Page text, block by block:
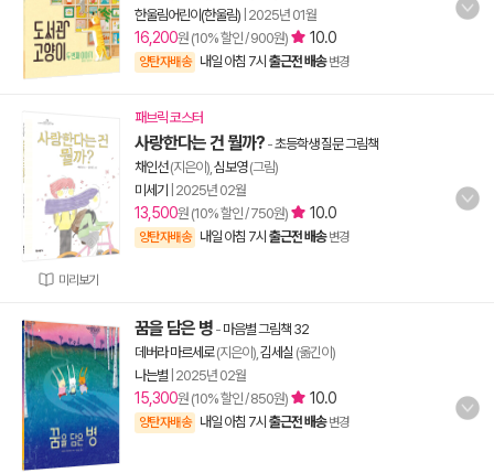
한울림어린이(한울림) 2025년 01월
16,200원 (10% 할인 / 900원) 10.0
양탄자배송 내일 아침 7시 출근전 배송 변경
미리보기
패브릭 코스터
사랑한다는 건 뭘까? -초등학생 질문 그림책
채인선(지은이), 심보영(그림)
미세기
2025년 02월
13,500원 (10% 할인 / 750원) 10.0
양탄자배송 내일 아침 7시 출근전 배송 변경
꿈을 담은 병 - 마음별 그림책 32
데버라 마르세로(지은이), 김세실 (옮긴이)
나는별 2025년 02월
15,300원 (10% 할인 / 850원) 10.0
양탄자배송 내일 아침 7시 출근전 배송 변경